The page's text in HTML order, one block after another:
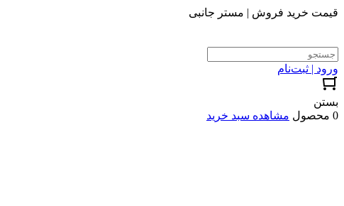
قیمت خرید فروش | مستر جانبی
ورود | ثبت‌نام
بستن
0 محصول
مشاهده سبد خرید